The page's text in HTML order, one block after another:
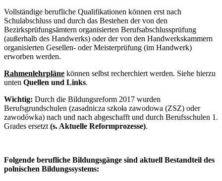
Vollständige berufliche Qualifikationen können erst nach
Schulabschluss und durch das Bestehen der von den
Bezirksprüfungsämtern organisierten Berufsabschlussprüfung
(außerhalb des Handwerks) oder der von den Handwerkskammern
organisierten Gesellen- oder Meisterprüfung (im Handwerk)
erworben werden.
Rahmenlehrpläne können selbst recherchiert werden. Siehe hierzu
unten Quellen und Links.
Wichtig: Durch die Bildungsreform 2017 wurden
Berufsgrundschulen (zasadnicza szkoła zawodowa (ZSZ) oder
zawodówka) nach und nach abgeschafft und durch Berufsschulen 1.
Grades ersetzt (s. Aktuelle Reformprozesse).
Folgende berufliche Bildungsgänge sind aktuell Bestandteil des
polnischen Bildungssystems: